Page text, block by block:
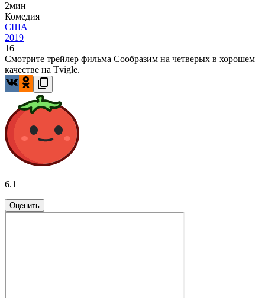
2мин
Комедия
США
2019
16+
Смотрите трейлер фильма Сообразим на четверых в хорошем
качестве на Tvigle.
6.1
Оценить